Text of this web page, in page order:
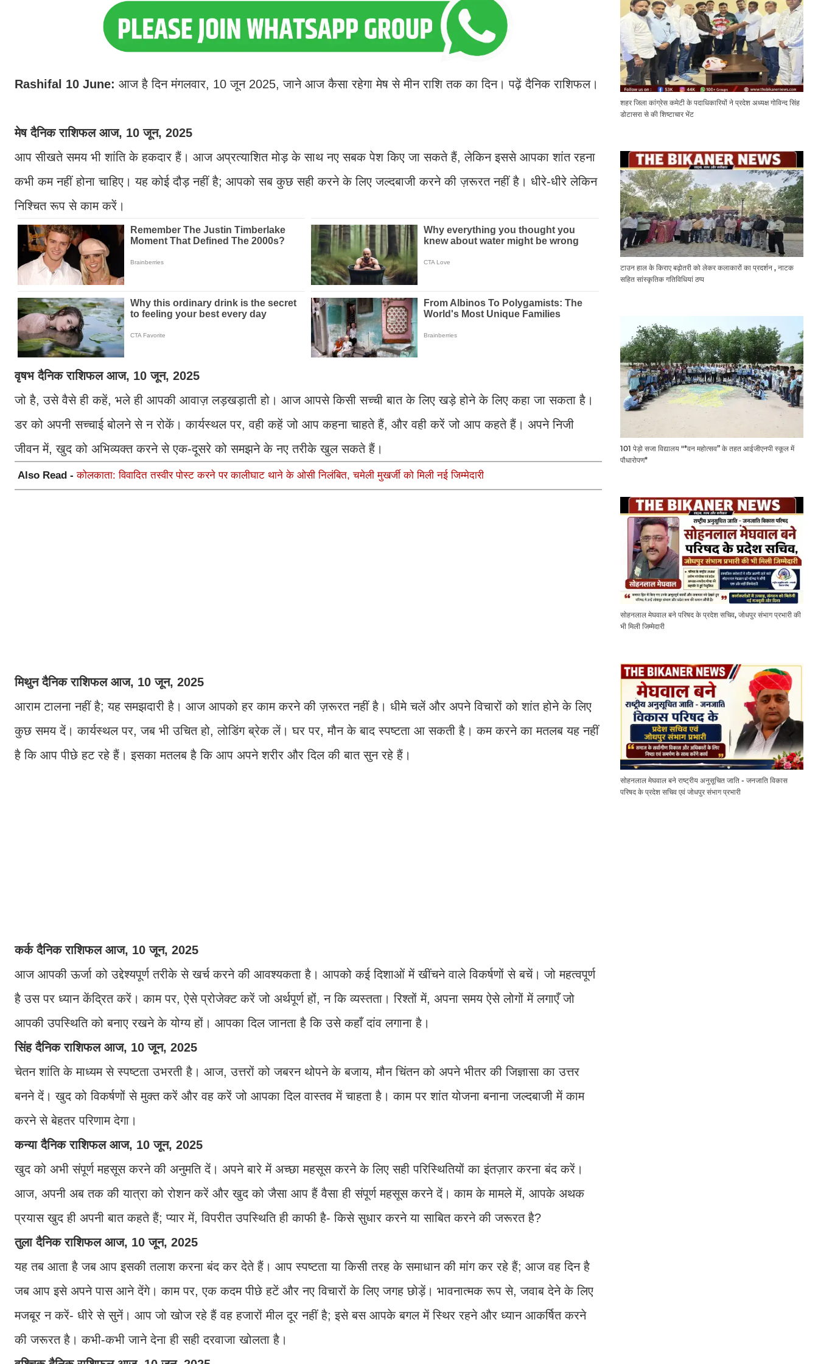
Rashifal 10 June: आज है दिन मंगलवार, 10 जून 2025, जाने आज कैसा रहेगा मेष से मीन राशि तक का दिन। पढ़ें दैनिक राशिफल।
मेष दैनिक राशिफल आज, 10 जून, 2025
आप सीखते समय भी शांति के हकदार हैं। आज अप्रत्याशित मोड़ के साथ नए सबक पेश किए जा सकते हैं, लेकिन इससे आपका शांत रहना
कभी कम नहीं होना चाहिए। यह कोई दौड़ नहीं है; आपको सब कुछ सही करने के लिए जल्दबाजी करने की ज़रूरत नहीं है। धीरे-धीरे लेकिन
निश्चित रूप से काम करें।
वृषभ दैनिक राशिफल आज, 10 जून, 2025
जो है, उसे वैसे ही कहें, भले ही आपकी आवाज़ लड़खड़ाती हो। आज आपसे किसी सच्ची बात के लिए खड़े होने के लिए कहा जा सकता है।
डर को अपनी सच्चाई बोलने से न रोकें। कार्यस्थल पर, वही कहें जो आप कहना चाहते हैं, और वही करें जो आप कहते हैं। अपने निजी
जीवन में, खुद को अभिव्यक्त करने से एक-दूसरे को समझने के नए तरीके खुल सकते हैं।
Also Read -कोलकाता: विवादित तस्वीर पोस्ट करने पर कालीघाट थाने के ओसी निलंबित, चमेली मुखर्जी को मिली नई जिम्मेदारी
मिथुन दैनिक राशिफल आज, 10 जून, 2025
आराम टालना नहीं है; यह समझदारी है। आज आपको हर काम करने की ज़रूरत नहीं है। धीमे चलें और अपने विचारों को शांत होने के लिए
कुछ समय दें। कार्यस्थल पर, जब भी उचित हो, लोडिंग ब्रेक लें। घर पर, मौन के बाद स्पष्टता आ सकती है। कम करने का मतलब यह नहीं
है कि आप पीछे हट रहे हैं। इसका मतलब है कि आप अपने शरीर और दिल की बात सुन रहे हैं।
कर्क दैनिक राशिफल आज, 10 जून, 2025
आज आपकी ऊर्जा को उद्देश्यपूर्ण तरीके से खर्च करने की आवश्यकता है। आपको कई दिशाओं में खींचने वाले विकर्षणों से बचें। जो महत्वपूर्ण
है उस पर ध्यान केंद्रित करें। काम पर, ऐसे प्रोजेक्ट करें जो अर्थपूर्ण हों, न कि व्यस्तता। रिश्तों में, अपना समय ऐसे लोगों में लगाएँ जो
आपकी उपस्थिति को बनाए रखने के योग्य हों। आपका दिल जानता है कि उसे कहाँ दांव लगाना है।
सिंह दैनिक राशिफल आज, 10 जून, 2025
चेतन शांति के माध्यम से स्पष्टता उभरती है। आज, उत्तरों को जबरन थोपने के बजाय, मौन चिंतन को अपने भीतर की जिज्ञासा का उत्तर
बनने दें। खुद को विकर्षणों से मुक्त करें और वह करें जो आपका दिल वास्तव में चाहता है। काम पर शांत योजना बनाना जल्दबाजी में काम
करने से बेहतर परिणाम देगा।
कन्या दैनिक राशिफल आज, 10 जून, 2025
खुद को अभी संपूर्ण महसूस करने की अनुमति दें। अपने बारे में अच्छा महसूस करने के लिए सही परिस्थितियों का इंतज़ार करना बंद करें।
आज, अपनी अब तक की यात्रा को रोशन करें और खुद को जैसा आप हैं वैसा ही संपूर्ण महसूस करने दें। काम के मामले में, आपके अथक
प्रयास खुद ही अपनी बात कहते हैं; प्यार में, विपरीत उपस्थिति ही काफी है- किसे सुधार करने या साबित करने की जरूरत है?
तुला दैनिक राशिफल आज, 10 जून, 2025
यह तब आता है जब आप इसकी तलाश करना बंद कर देते हैं। आप स्पष्टता या किसी तरह के समाधान की मांग कर रहे हैं; आज वह दिन है
जब आप इसे अपने पास आने देंगे। काम पर, एक कदम पीछे हटें और नए विचारों के लिए जगह छोड़ें। भावनात्मक रूप से, जवाब देने के लिए
मजबूर न करें- धीरे से सुनें। आप जो खोज रहे हैं वह हजारों मील दूर नहीं है; इसे बस आपके बगल में स्थिर रहने और ध्यान आकर्षित करने
की जरूरत है। कभी-कभी जाने देना ही सही दरवाजा खोलता है।
शहर जिला कांग्रेस कमेटी के पदाधिकारियों ने प्रदेश अध्यक्ष गोविन्द सिंह
डोटासरा से की शिष्टाचार भेंट
टाउन हाल के किराए बढ़ोतरी को लेकर कलाकारों का प्रदर्शन , नाटक
सहित सांस्कृतिक गतिविधियां ठप्प
101 पेड़ो सजा विद्यालय "*वन महोत्सव” के तहत आईजीएनपी स्कूल में
पौधारोपण*
सोहनलाल मेघवाल बने परिषद के प्रदेश सचिव, जोधपुर संभाग प्रभारी की
भी मिली जिम्मेदारी
सोहनलाल मेघवाल बने राष्ट्रीय अनुसूचित जाति - जनजाति विकास
परिषद के प्रदेश सचिव एवं जोधपुर संभाग प्रभारी